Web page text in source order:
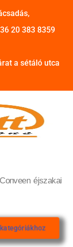
20 383 8359
a sétáló utca
éjszakai